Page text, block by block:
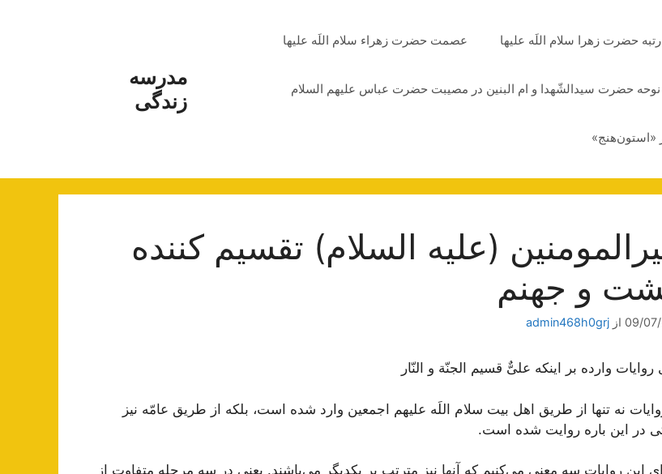
مدرسه
زندگی
حضرت زهرا سلام اللَه علیها عصمت حضرت زهراء سلام اللَه علیها
نوحه حضرت سیدالشّهدا و ام البنین در مصیبت حضرت عباس علیهم السلام
«استون‌هنج»
(علیه السلام) تقسیم کننده
و جهنم
09/ از admin468h0grj
روایات وارده بر اینکه علىٌّ قسیم الجنّة و النّار
نه تنها از طریق اهل بیت سلام اللَه علیهم اجمعین وارد شده است، بلکه از طریق عامّه نیز
در این باره روایت شده است.
این روایات سه معنى مى‌کنیم که آنها نیز مترتب بر یکدیگر مى‌باشند. یعنى در سه مرحله متفاوت از